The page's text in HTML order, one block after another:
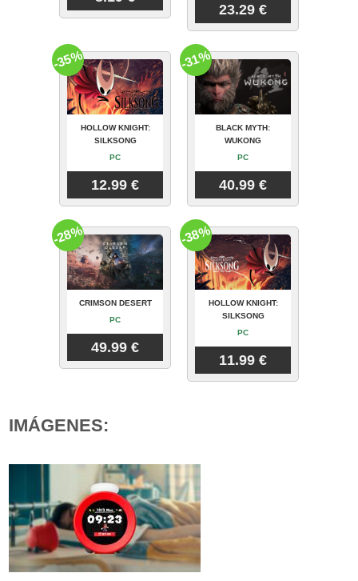
23.29 €
HOLLOW KNIGHT:
SILKSONG
PC
12.99 €
-35%
BLACK MYTH:
WUKONG
PC
40.99 €
-31%
CRIMSON DESERT
PC
49.99 €
-28%
HOLLOW KNIGHT:
SILKSONG
PC
11.99 €
-38%
IMÁGENES: